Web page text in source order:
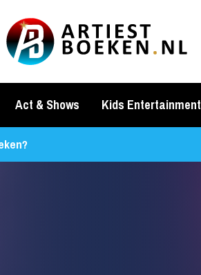
Act & Shows Kids Entertainment